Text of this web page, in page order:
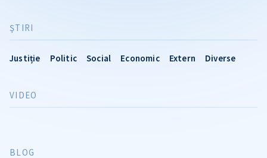
ŞTIRI
Justiție Politic Social Economic Extern Diverse
VIDEO
BLOG